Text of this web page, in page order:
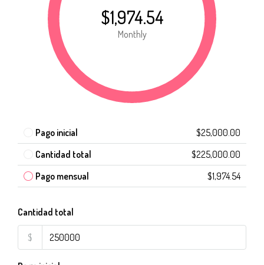
$1,974.54
Monthly
Pago inicial
$25,000.00
Cantidad total
$225,000.00
Pago mensual
$1,974.54
Cantidad total
$